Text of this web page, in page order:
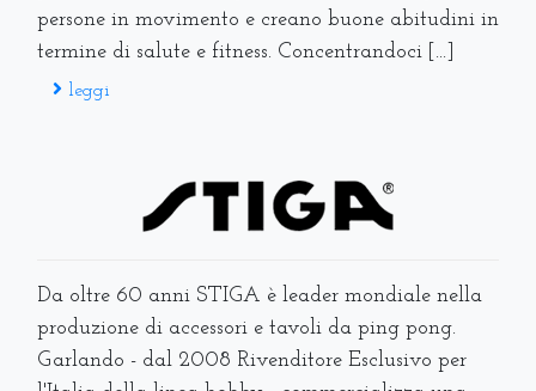
persone in movimento e creano buone abitudini in
termine di salute e fitness. Concentrandoci [...]
leggi
Da oltre 60 anni STIGA è leader mondiale nella
produzione di accessori e tavoli da ping pong.
Garlando - dal 2008 Rivenditore Esclusivo per